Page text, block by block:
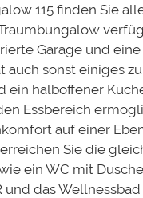
115 finden Sie
Garage und
auch sonst einiges
ein halboffener
Essbereich
auf einer
Sie die
ein WC mit
und das